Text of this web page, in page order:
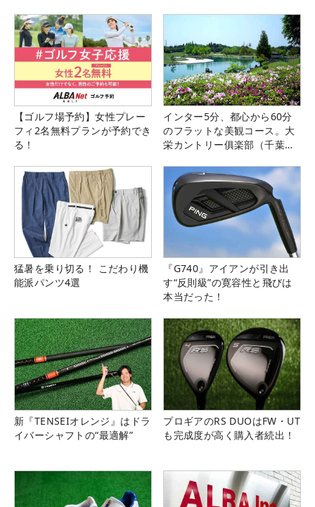
【ゴルフ場予約】女性プレー
フィ2名無料プランが予約でき
る！
インター5分、都心から60分
のフラットな美観コース。大
栄カントリー俱楽部（千葉
猛暑を乗り切る！ こだわり機
能派パンツ4選
『G740』アイアンが引き出
す“反則級”の寛容性と飛びは
本当だった！
新『TENSEIオレンジ』はドラ
イバーシャフトの“最適解”
プロギアのRS DUOはFW・UT
も完成度が高く購入者続出！